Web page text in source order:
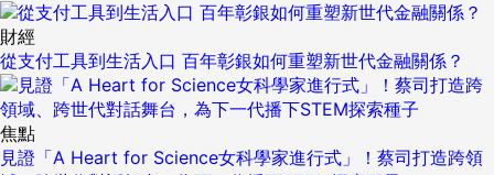
財經
從支付工具到生活入口 百年彰銀如何重塑新世代金融關係？
焦點
見證「A Heart for Science女科學家進行式」！蔡司打造跨領